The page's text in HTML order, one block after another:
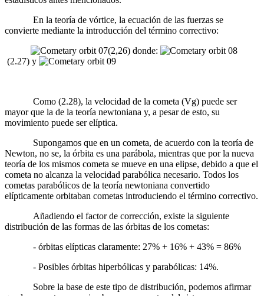
En la teoría de vórtice, la ecuación de las fuerzas se
convierte mediante la introducción del término correctivo:
(2,26) donde:
(2.27) y
Como (2.28), la velocidad de la cometa (Vg) puede ser
mayor que la de la teoría newtoniana y, a pesar de esto, su
movimiento puede ser elíptica.
Supongamos que en un cometa, de acuerdo con la teoría de
Newton, no se, la órbita es una parábola, mientras que por la nueva
teoría de los mismos cometa se mueve en una elipse, debido a que el
cometa no alcanza la velocidad parabólica necesario. Todos los
cometas parabólicos de la teoría newtoniana convertido
elípticamente orbitaban cometas introduciendo el término correctivo.
Añadiendo el factor de corrección, existe la siguiente
distribución de las formas de las órbitas de los cometas:
- órbitas elípticas claramente: 27% + 16% + 43% = 86%
- Posibles órbitas hiperbólicas y parabólicas: 14%.
Sobre la base de este tipo de distribución, podemos afirmar